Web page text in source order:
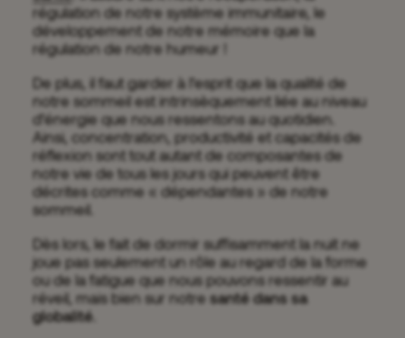
régulation de notre système immunitaire, le
développement de notre mémoire que la
régulation de notre humeur !
De plus, il faut garder à l’esprit que la qualité de
notre sommeil est intrinsèquement liée au niveau
d’énergie que nous ressentons au quotidien.
Ainsi, concentration, productivité et capacités de
réflexion sont tout autant de composantes de
notre vie de tous les jours qui peuvent être
décrites comme « dépendantes » de notre
sommeil.
Dès lors, le fait de dormir suffisamment la nuit ne
joue pas seulement un rôle au regard de la forme
ou de la fatigue que nous pouvons ressentir au
réveil, mais bien sur notre santé dans sa
globalité